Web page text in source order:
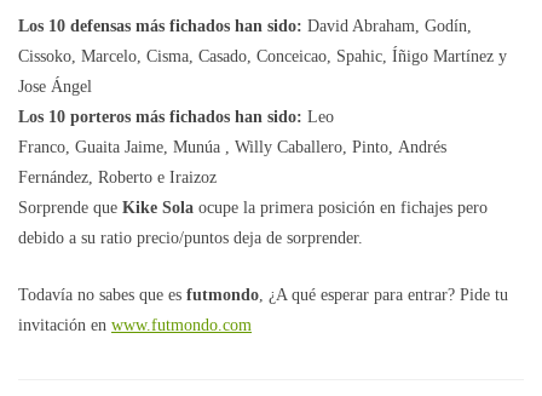
Los 10 defensas más fichados han sido: David Abraham, Godín,
Cissoko, Marcelo, Cisma, Casado, Conceicao, Spahic, Íñigo Martínez y
Jose Ángel
Los 10 porteros más fichados han sido: Leo
Franco, Guaita Jaime, Munúa , Willy Caballero, Pinto, Andrés
Fernández, Roberto e Iraizoz
Sorprende que Kike Sola ocupe la primera posición en fichajes pero
debido a su ratio precio/puntos deja de sorprender.
Todavía no sabes que es futmondo, ¿A qué esperar para entrar? Pide tu
invitación en www.futmondo.com